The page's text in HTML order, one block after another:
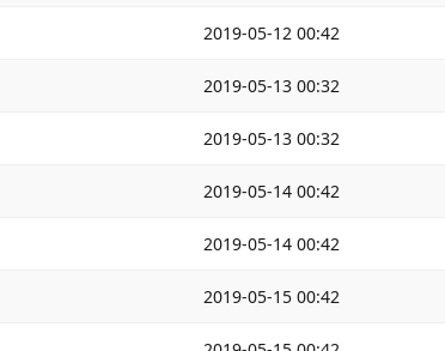
2019-05-12 00:42
2019-05-13 00:32
2019-05-13 00:32
2019-05-14 00:42
2019-05-14 00:42
2019-05-15 00:42